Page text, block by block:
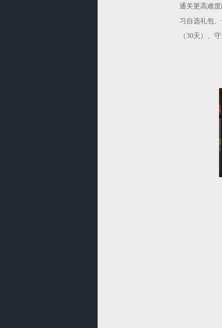
通关更高难
习自选礼包
（30天）、